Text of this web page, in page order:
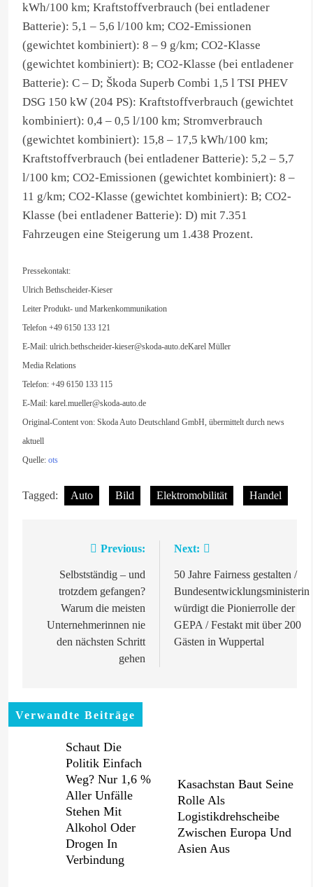
kWh/100 km; Kraftstoffverbrauch (bei entladener
Batterie): 5,1 – 5,6 l/100 km; CO2-Emissionen
(gewichtet kombiniert): 8 – 9 g/km; CO2-Klasse
(gewichtet kombiniert): B; CO2-Klasse (bei entladener
Batterie): C – D; Škoda Superb Combi 1,5 l TSI PHEV
DSG 150 kW (204 PS): Kraftstoffverbrauch (gewichtet
kombiniert): 0,4 – 0,5 l/100 km; Stromverbrauch
(gewichtet kombiniert): 15,8 – 17,5 kWh/100 km;
Kraftstoffverbrauch (bei entladener Batterie): 5,2 – 5,7
l/100 km; CO2-Emissionen (gewichtet kombiniert): 8 –
11 g/km; CO2-Klasse (gewichtet kombiniert): B; CO2-
Klasse (bei entladener Batterie): D) mit 7.351
Fahrzeugen eine Steigerung um 1.438 Prozent.
Pressekontakt:
Ulrich Bethscheider-Kieser
Leiter Produkt- und Markenkommunikation
Telefon +49 6150 133 121
E-Mail: ulrich.bethscheider-kieser@skoda-auto.deKarel Müller
Media Relations
Telefon: +49 6150 133 115
E-Mail: karel.mueller@skoda-auto.de
Original-Content von: Skoda Auto Deutschland GmbH, übermittelt durch news
aktuell
Quelle: ots
Tagged: Auto Bild Elektromobilität Handel
Beitragsnavigation
Previous:
Selbstständig – und
trotzdem gefangen?
Warum die meisten
Unternehmerinnen nie
den nächsten Schritt
gehen
Next:
50 Jahre Fairness gestalten /
Bundesentwicklungsministerin
würdigt die Pionierrolle der
GEPA / Festakt mit über 200
Gästen in Wuppertal
Verwandte Beiträge
Schaut Die
Politik Einfach
Weg? Nur 1,6 %
Aller Unfälle
Stehen Mit
Alkohol Oder
Drogen In
Verbindung
Kasachstan Baut Seine
Rolle Als
Logistikdrehscheibe
Zwischen Europa Und
Asien Aus